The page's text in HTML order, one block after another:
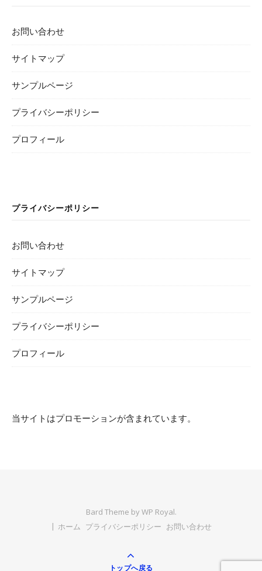
お問い合わせ
サイトマップ
サンプルページ
プライバシーポリシー
プロフィール
プライバシーポリシー
お問い合わせ
サイトマップ
サンプルページ
プライバシーポリシー
プロフィール
当サイトはプロモーションが含まれています。
Bard Theme byWP Royal.
ホーム プライバシーポリシー お問い合わせ
トップへ戻る